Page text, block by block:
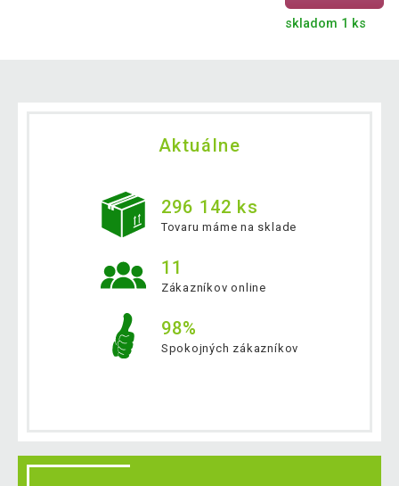
skladom 1 ks
Aktuálne
296 142 ks
Tovaru máme na sklade
11
Zákazníkov online
98%
Spokojných zákazníkov